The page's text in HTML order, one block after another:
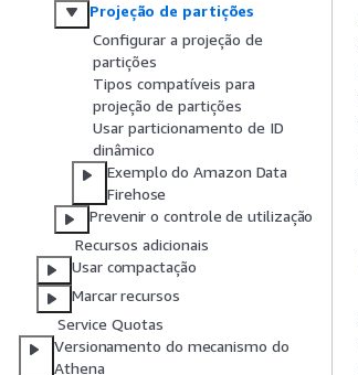
Projeção de partições
Configurar a projeção de
partições
Tipos compatíveis para
projeção de partições
Usar particionamento de ID
dinâmico
Exemplo do Amazon Data
Firehose
Prevenir o controle de utilização
Recursos adicionais
Usar compactação
Marcar recursos
Service Quotas
Versionamento do mecanismo do
Athena